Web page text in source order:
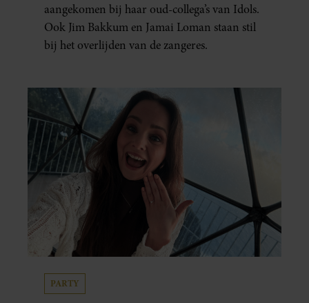
aangekomen bij haar oud-collega’s van Idols.
Ook Jim Bakkum en Jamai Loman staan stil
bij het overlijden van de zangeres.
PARTY